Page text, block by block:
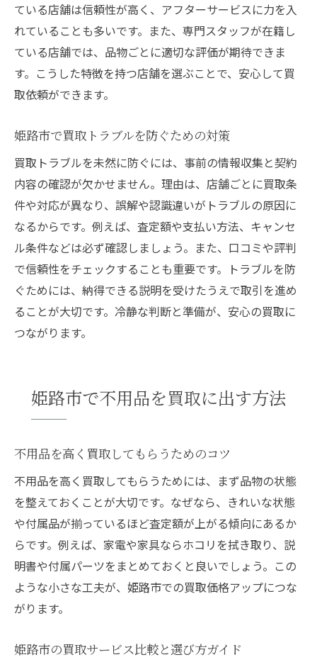
ている店舗は信頼性が高く、アフターサービスに力を入
れていることも多いです。また、専門スタッフが在籍し
ている店舗では、品物ごとに適切な評価が期待できま
す。こうした特徴を持つ店舗を選ぶことで、安心して買
取依頼ができます。
姫路市で買取トラブルを防ぐための対策
買取トラブルを未然に防ぐには、事前の情報収集と契約
内容の確認が欠かせません。理由は、店舗ごとに買取条
件や対応が異なり、誤解や認識違いがトラブルの原因に
なるからです。例えば、査定額や支払い方法、キャンセ
ル条件などは必ず確認しましょう。また、口コミや評判
で信頼性をチェックすることも重要です。トラブルを防
ぐためには、納得できる説明を受けたうえで取引を進め
ることが大切です。冷静な判断と準備が、安心の買取に
つながります。
姫路市で不用品を買取に出す方法
不用品を高く買取してもらうためのコツ
不用品を高く買取してもらうためには、まず品物の状態
を整えておくことが大切です。なぜなら、きれいな状態
や付属品が揃っているほど査定額が上がる傾向にあるか
らです。例えば、家電や家具ならホコリを拭き取り、説
明書や付属パーツをまとめておくと良いでしょう。この
ような小さな工夫が、姫路市での買取価格アップにつな
がります。
姫路市の買取サービス比較と選び方ガイド